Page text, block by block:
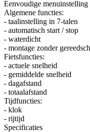
Eenvoudige
Algemene functies:
- taalinstelling in 7-talen
- automatisch start / stop
- waterdicht
- montage zonder
Fietsfuncties:
- actuele snelheid
- gemiddelde snelheid
- dagafstand
- totaalafstand
Tijdfuncties:
- klok
- rijtijd
Specificaties